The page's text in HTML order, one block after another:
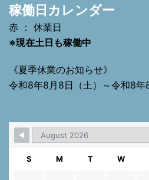
稼働日カレンダー
赤 ： 休業日
※現在土日も稼働中
《夏季休業のお知らせ》
令和8年8月8日（土）～令和8年
S M T W